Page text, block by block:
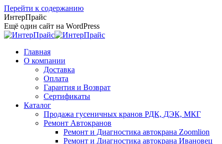
Перейти к содержанию
ИнтерПрайс
Ещё один сайт на WordPress
Главная
О компании
Доставка
Оплата
Гарантия и Возврат
Сертификаты
Каталог
Продажа гусеничных кранов РДК, ДЭК, МКГ
Ремонт Автокранов
Ремонт и Диагностика автокрана Zoomlion
Ремонт и Диагностика автокрана Ивановец